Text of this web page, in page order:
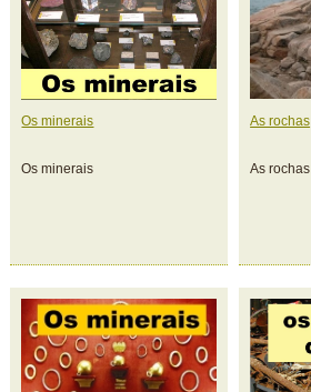
Os minerais
Os minerais
As rochas
As rochas